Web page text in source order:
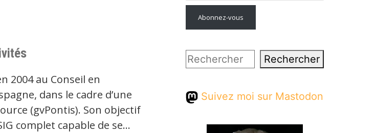
2004 au Conseil en
dans le cadre d’une
(gvPontis). Son objectif
complet capable de se…
Abonnez-vous
Rechercher Rechercher
Suivez moi sur Mastodon